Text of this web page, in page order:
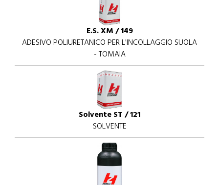
E.S. XM / 149
ADESIVO POLIURETANICO PER L'INCOLLAGGIO SUOLA
- TOMAIA
Solvente ST / 121
SOLVENTE